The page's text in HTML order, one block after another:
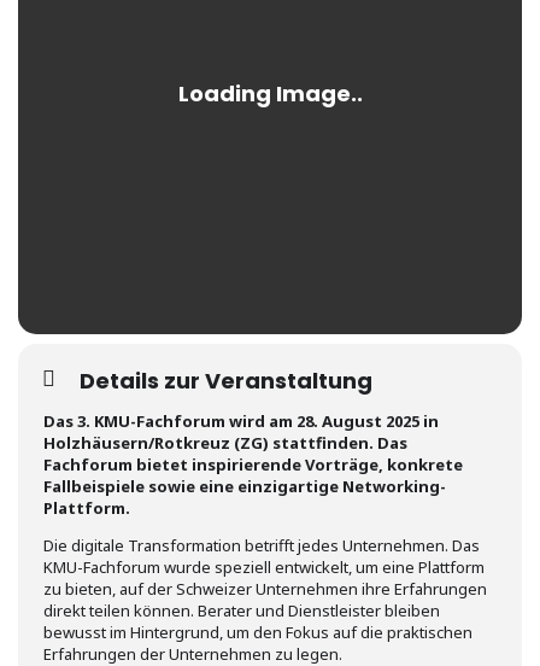
Details zur Veranstaltung
Das 3. KMU-Fachforum wird am 28. August 2025 in
Holzhäusern/Rotkreuz (ZG) stattfinden. Das
Fachforum bietet inspirierende Vorträge, konkrete
Fallbeispiele sowie eine einzigartige Networking-
Plattform.
Die digitale Transformation betrifft jedes Unternehmen. Das
KMU-Fachforum wurde speziell entwickelt, um eine Plattform
zu bieten, auf der Schweizer Unternehmen ihre Erfahrungen
direkt teilen können. Berater und Dienstleister bleiben
bewusst im Hintergrund, um den Fokus auf die praktischen
Erfahrungen der Unternehmen zu legen.